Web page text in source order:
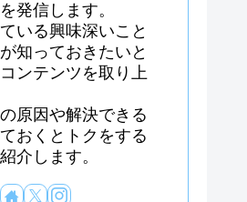
発信します。
いる興味深いこと
知っておきたいと
ンテンツを取り上
原因や解決できる
おくとトクをする
介します。